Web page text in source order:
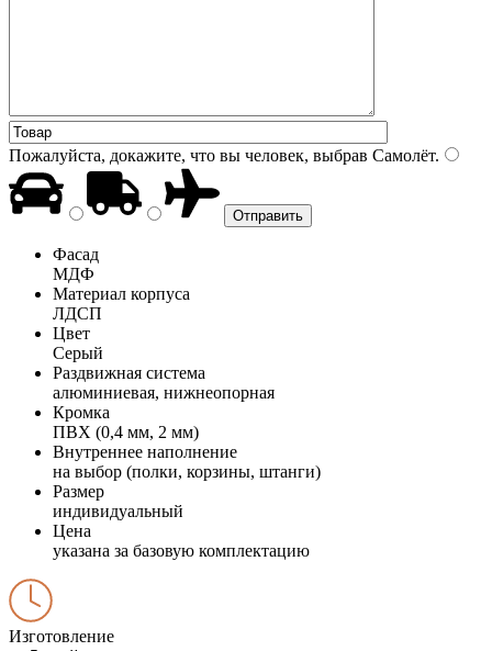
Пожалуйста, докажите, что вы человек, выбрав Самолёт.
Фасад
МДФ
Материал корпуса
ЛДСП
Цвет
Серый
Раздвижная система
алюминиевая, нижнеопорная
Кромка
ПВХ (0,4 мм, 2 мм)
Внутреннее наполнение
на выбор (полки, корзины, штанги)
Размер
индивидуальный
Цена
указана за базовую комплектацию
Изготовление